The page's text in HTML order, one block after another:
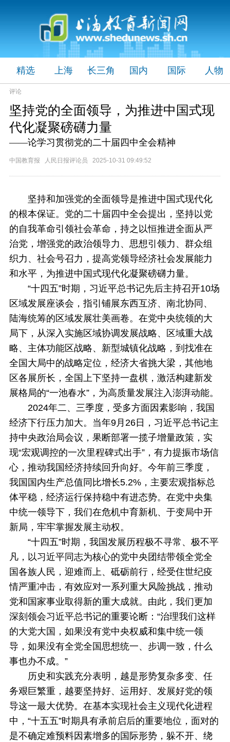
精选 上海 长三角 国内 国际 人物
评论
坚持党的全面领导，为推进中国式现
代化凝聚磅礴力量
——论学习贯彻党的二十届四中全会精神
中国教育报 人民日报评论员 2025-10-31 09:49:52
坚持和加强党的全面领导是推进中国式现代化
的根本保证。党的二十届四中全会提出，坚持以党
的自我革命引领社会革命，持之以恒推进全面从严
治党，增强党的政治领导力、思想引领力、群众组
织力、社会号召力，提高党领导经济社会发展能力
和水平，为推进中国式现代化凝聚磅礴力量。
“十四五”时期，习近平总书记先后主持召开10场
区域发展座谈会，指引铺展东西互济、南北协同、
陆海统筹的区域发展壮美画卷。在党中央统领的大
局下，从深入实施区域协调发展战略、区域重大战
略、主体功能区战略、新型城镇化战略，到找准在
全国大局中的战略定位，经济大省挑大梁，其他地
区各展所长，全国上下坚持一盘棋，激活构建新发
展格局的“一池春水”，为高质量发展注入澎湃动能。
2024年二、三季度，受多方面因素影响，我国
经济下行压力加大。当年9月26日，习近平总书记主
持中央政治局会议，果断部署一揽子增量政策，实
现“宏观调控的一次里程碑式出手”，有力提振市场信
心，推动我国经济持续回升向好。今年前三季度，
我国国内生产总值同比增长5.2%，主要宏观指标总
体平稳，经济运行保持稳中有进态势。在党中央集
中统一领导下，我们在危机中育新机、于变局中开
新局，牢牢掌握发展主动权。
“十四五”时期，我国发展历程极不寻常、极不平
凡，以习近平同志为核心的党中央团结带领全党全
国各族人民，迎难而上、砥砺前行，经受住世纪疫
情严重冲击，有效应对一系列重大风险挑战，推动
党和国家事业取得新的重大成就。由此，我们更加
深刻领会习近平总书记的重要论断：“治理我们这样
的大党大国，如果没有党中央权威和集中统一领
导，如果没有全党全国思想统一、步调一致，什么
事也办不成。”
历史和实践充分表明，越是形势复杂多变、任
务艰巨繁重，越要坚持好、运用好、发展好党的领
导这一最大优势。在基本实现社会主义现代化进程
中，“十五五”时期具有承前启后的重要地位，面对的
是不确定难预料因素增多的国际形势，躲不开、绕